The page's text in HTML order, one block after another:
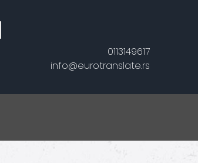
0113149617
info@eurotranslate.rs